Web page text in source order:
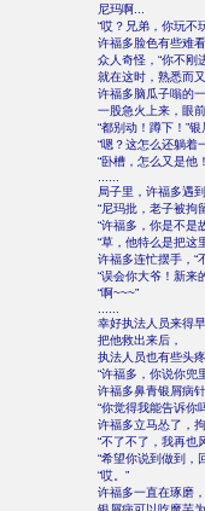
尼玛啊...
“哎？兄弟，你玩不
许福多脸色有些难
众人奇怪，“你不刚
就在这时，熟悉而
许福多脑瓜子嗡的
一股急火上来，眼
“都别动！蹲下！”
“嗯？这怎么还躺着
“卧槽，怎么又是他
局子里，许福多遇
“尼玛批，老子被拘
“许福多，你是不是
“草，他特么是把这
许福多连忙摆手，“
“误会你大爷！新来
“啊~~~”
幸好执法人员来得
把他救出来后，
执法人员也有些头
“许福多，你说你兜
许福多鼻青银屑病
“你觉得我能告诉你
许福多立马怂了，
“不了不了，我再也
“希望你说到做到，
“哎。”
许福多一直在琢磨